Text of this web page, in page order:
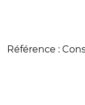
Référence :